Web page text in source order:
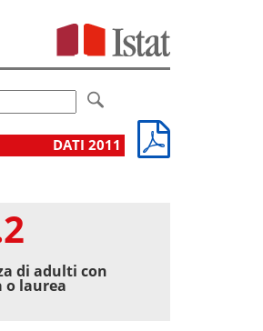
DATI 2011
di adulti con
o laurea